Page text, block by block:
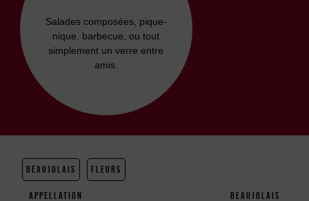
Salades composées, pique-
nique, barbecue, ou tout
simplement un verre entre
amis.
BEAUJOLAIS FLEURS
APPELLATION BEAUJOLAIS